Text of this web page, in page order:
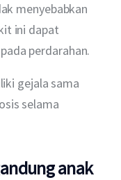
menyebabkan
ini dapat
perdarahan.
gejala sama
selama
anak